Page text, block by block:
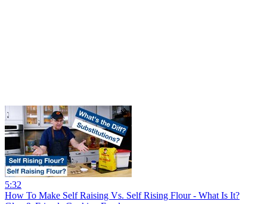
5:32
How To Make Self Raising Vs. Self Rising Flour - What Is It?